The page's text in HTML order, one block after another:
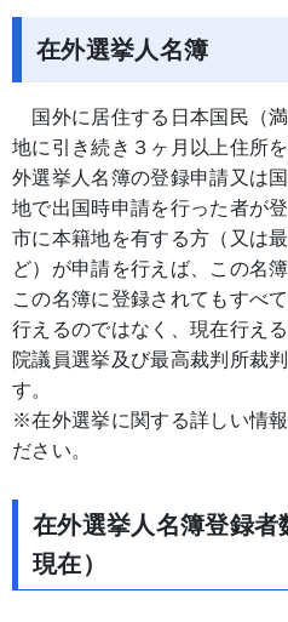
在外選挙人名簿
国外に居住する日本国民（
地に引き続き３ヶ月以上住所
外選挙人名簿の登録申請又は
地で出国時申請を行った者が
市に本籍地を有する方（又は
ど）が申請を行えば、この名
この名簿に登録されてもすべ
行えるのではなく、現在行え
院議員選挙及び最高裁判所裁
す。
※在外選挙に関する詳しい情
ださい。
在外選挙人名簿登録者
現在）